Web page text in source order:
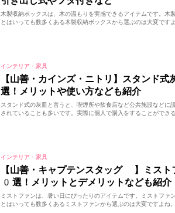
木製収納ボックスは、木の温もりを実感できるアイテムです。木
とはいっても数多くある木製収納ボックスから選ぶのは大変です
インテリア・家具
【山善・カインズ・ニトリ】スタンド
選！メリットや使い方なども紹介
スタンド式の灰皿と言うと、喫煙所や飲食店など公共施設など
されていることも多いです。実際に個人で購入をすることができ
インテリア・家具
【山善・キャプテンスタッグ 】ミス
0選！メリットとデメリットなども紹介
ミストファンは、暑い日にぴったりのアイテムです。ミストファ
とはいっても数多くあるミストファンから選ぶのは大変ですよね